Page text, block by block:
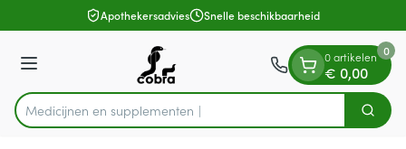
Ga naar de inhoudApothekersadvies Snelle beschikbaarheid
Menu
Product, merk, categorie...
Medicijn Zoek
0 artikelen
€ 0,00
0